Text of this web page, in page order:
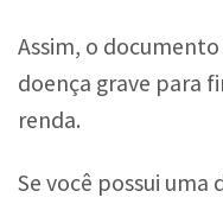
Assim, o
doença grave para
renda.
Se você possui uma